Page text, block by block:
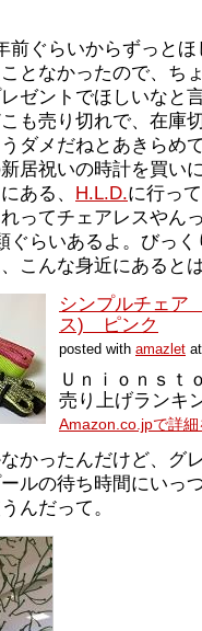
前ぐらいからずっと
となかったので、ち
ゼントでほしいなと
も売り切れで、在庫
ダメだねとあきらめ
居祝いの時計を買い
ある、 H.L.D.に行っ
ってチェアレスやん
ぐらいあるよ。びっ
こんな身近にあると
シンプルチェ
ス) ピンク
posted with amazlet
Ｕｎｉｏｎｓｔ
売り上げランキ
Amazon.co.jpで詳細
かったんだけど、グ
ルの待ち時間にいっ
んだって。